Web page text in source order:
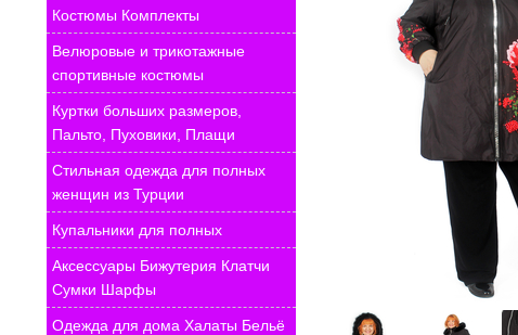
Костюмы Комплекты
Велюровые и трикотажные
спортивные костюмы
Куртки больших размеров,
Пальто, Пуховики, Плащи
Стильная одежда для полных
женщин из Турции
Купальники для полных
Аксессуары Бижутерия Клатчи
Сумки Шарфы
Одежда для дома Халаты Бельё